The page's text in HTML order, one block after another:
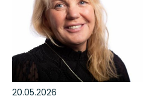
20.05.2026